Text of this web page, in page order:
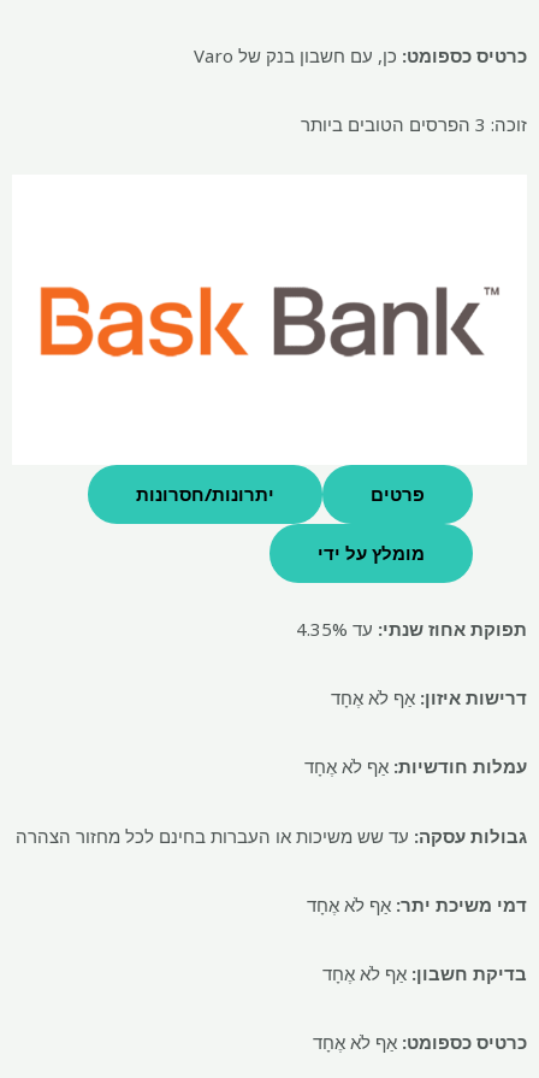
כרטיס כספומט: כן, עם חשבון בנק של Varo
זוכה: 3 הפרסים הטובים ביותר
פרטים יתרונות/חסרונות
מומלץ על ידי
תפוקת אחוז שנתי: עד 4.35%
דרישות איזון: אַף לֹא אֶחָד
עמלות חודשיות: אַף לֹא אֶחָד
גבולות עסקה: עד שש משיכות או העברות בחינם לכל מחזור הצהרה
דמי משיכת יתר: אַף לֹא אֶחָד
בדיקת חשבון: אַף לֹא אֶחָד
כרטיס כספומט: אַף לֹא אֶחָד